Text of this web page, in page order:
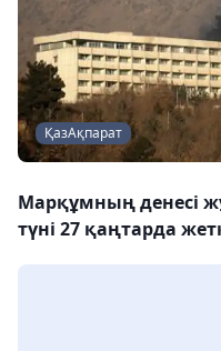
ҚазАқпарат
Марқұмның денесі
түні 27 қаңтарда